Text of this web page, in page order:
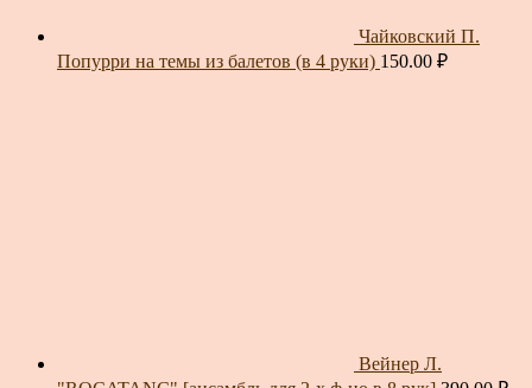
Чайковский П.
Попурри на темы из балетов (в 4 руки) 150.00 ₽
Вейнер Л.